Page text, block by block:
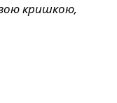
кришкою,